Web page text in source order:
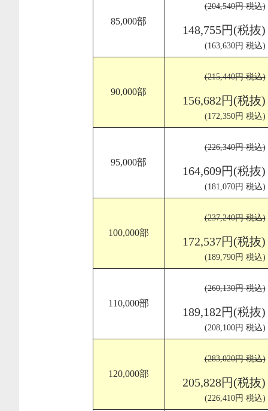
85,000部
(204,540円 税込)
148,755円(税抜)
(163,630円 税込)
90,000部
(215,440円 税込)
156,682円(税抜)
(172,350円 税込)
95,000部
(226,340円 税込)
164,609円(税抜)
(181,070円 税込)
100,000部
(237,240円 税込)
172,537円(税抜)
(189,790円 税込)
110,000部
(260,130円 税込)
189,182円(税抜)
(208,100円 税込)
120,000部
(283,020円 税込)
205,828円(税抜)
(226,410円 税込)